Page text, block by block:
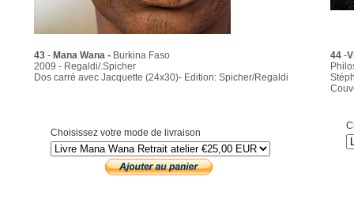
43 - Mana Wana - Burkina Faso
2009 - Regaldi/.Spicher
Dos carré avec Jacquette (24x30)- Edition: Spicher/Regaldi
44 -
Choisissez votre mode de livraison